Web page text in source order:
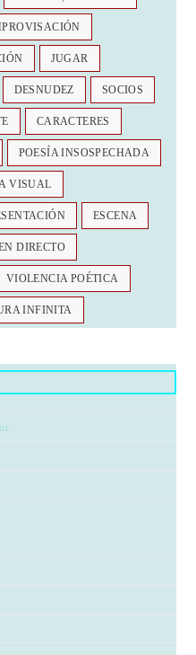
JUGAR
DESNUDEZ SOCIOS
CARACTERES
POESÍA INSOSPECHADA
VISUAL
ESCENA
DIRECTO
VIOLENCIA POÉTICA
INFINITA